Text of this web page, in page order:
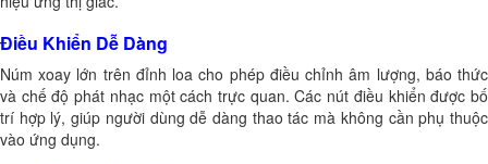
Điều Khiển Dễ Dàng
Núm xoay lớn trên đỉnh loa cho phép điều chỉnh âm lượng, báo thức
và chế độ phát nhạc một cách trực quan. Các nút điều khiển được bố
trí hợp lý, giúp người dùng dễ dàng thao tác mà không cần phụ thuộc
vào ứng dụng.